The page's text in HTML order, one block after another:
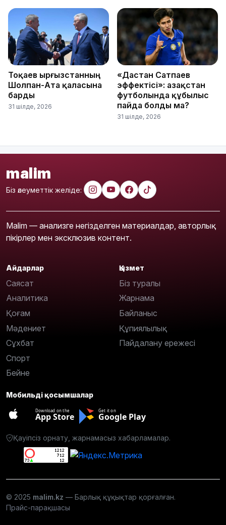
Тоқаев Қырғызстанның
Шолпан-Ата қаласына
барды
31 шілде, 2026
«Дастан Сатпаев
эффектісі»: Қазақстан
футболында құбылыс
пайда болды ма?
31 шілде, 2026
malim
Біз әлеуметтік желіде:
Malim — анализге негізделген материалдар, авторлық
пікірлер мен эксклюзив контент.
Айдарлар
Саясат
Аналитика
Қоғам
Мәдениет
Сұхбат
Спорт
Бейне
Қызмет
Біз туралы
Жарнама
Байланыс
Құпиялылық
Пайдалану ережесі
Мобильді қосымшалар
Download on the
App Store
Get it on
Google Play
Қауіпсіз орнату, жарнамасыз хабарламалар.
© 2025 malim.kz — Барлық құқықтар қорғалған.
Прайс-парақшасы